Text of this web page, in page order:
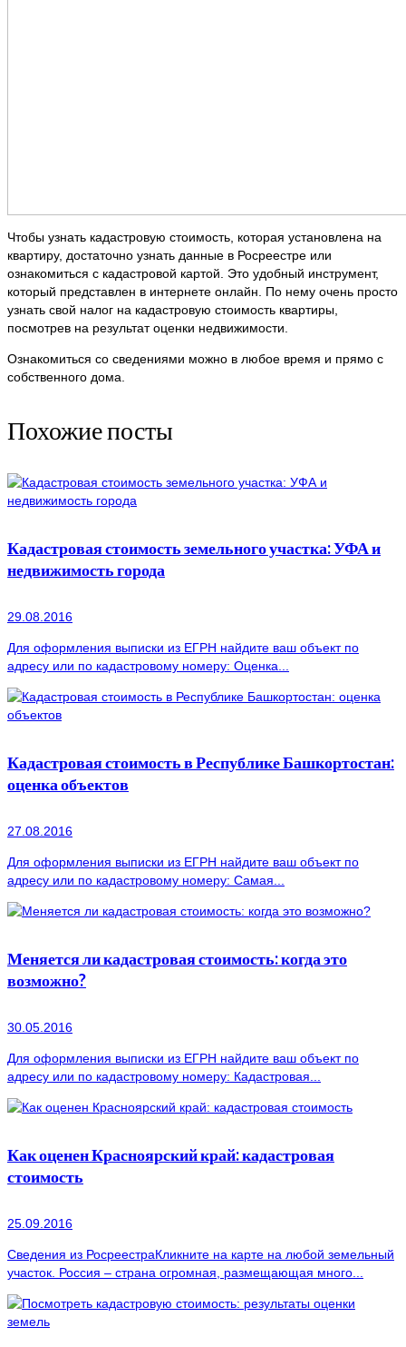
Чтобы узнать кадастровую стоимость, которая установлена на
квартиру, достаточно узнать данные в Росреестре или
ознакомиться с кадастровой картой. Это удобный инструмент,
который представлен в интернете онлайн. По нему очень просто
узнать свой налог на кадастровую стоимость квартиры,
посмотрев на результат оценки недвижимости.
Ознакомиться со сведениями можно в любое время и прямо с
собственного дома.
Похожие посты
Кадастровая стоимость земельного участка: УФА и
недвижимость города
29.08.2016
Для оформления выписки из ЕГРН найдите ваш объект по
адресу или по кадастровому номеру: Оценка...
Кадастровая стоимость в Республике Башкортостан:
оценка объектов
27.08.2016
Для оформления выписки из ЕГРН найдите ваш объект по
адресу или по кадастровому номеру: Самая...
Меняется ли кадастровая стоимость: когда это
возможно?
30.05.2016
Для оформления выписки из ЕГРН найдите ваш объект по
адресу или по кадастровому номеру: Кадастровая...
Как оценен Красноярский край: кадастровая
стоимость
25.09.2016
Сведения из РосреестраКликните на карте на любой земельный
участок. Россия – страна огромная, размещающая много...